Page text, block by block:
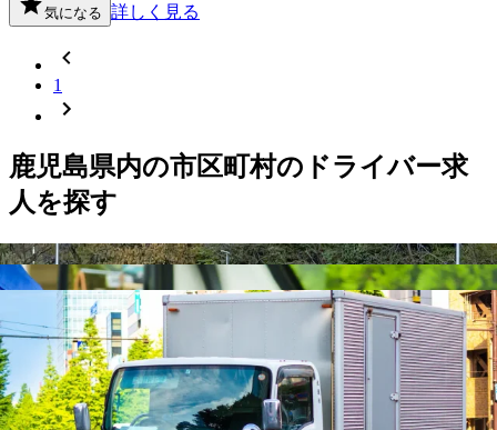
気になる 詳しく見る
1
鹿児島県内の市区町村の ドライバー求
人を探す
鹿児島市鹿屋市枕崎市阿久根市出水市指宿市西之表市垂水市
薩摩川内市日置市 曽於市 霧島市 いちき串木野市南さつま市志
奄美市南九州市伊佐市姶良市薩摩郡さつま町出水郡長
島町曽於郡大崎町 肝属郡東串良町 肝属郡南大隅町肝属郡肝付
熊毛郡中種子町熊毛郡屋久島町 大島郡瀬戸内町大島郡徳之
島町
鹿児島県いちき串木野市の人気条件か